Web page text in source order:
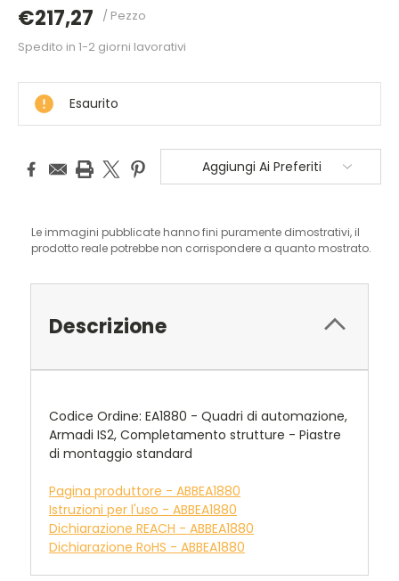
€217,27 / Pezzo
DISPONIBILE
Spedito in 1-2 giorni lavorativi
Esaurito
Aggiungi Ai Preferiti
Le immagini pubblicate hanno fini puramente dimostrativi, il
prodotto reale potrebbe non corrispondere a quanto mostrato.
Descrizione
Codice Ordine: EA1880 - Quadri di automazione,
Armadi IS2, Completamento strutture - Piastre
di montaggio standard
Pagina produttore - ABBEA1880
Istruzioni per l'uso - ABBEA1880
Dichiarazione REACH - ABBEA1880
Dichiarazione RoHS - ABBEA1880